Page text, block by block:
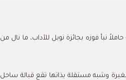
نبأ فوزه بجائزة نوبل للآداب، ما نال من
صغيرة وشبه مستقلة بذاتها تقع قبالة ساحل